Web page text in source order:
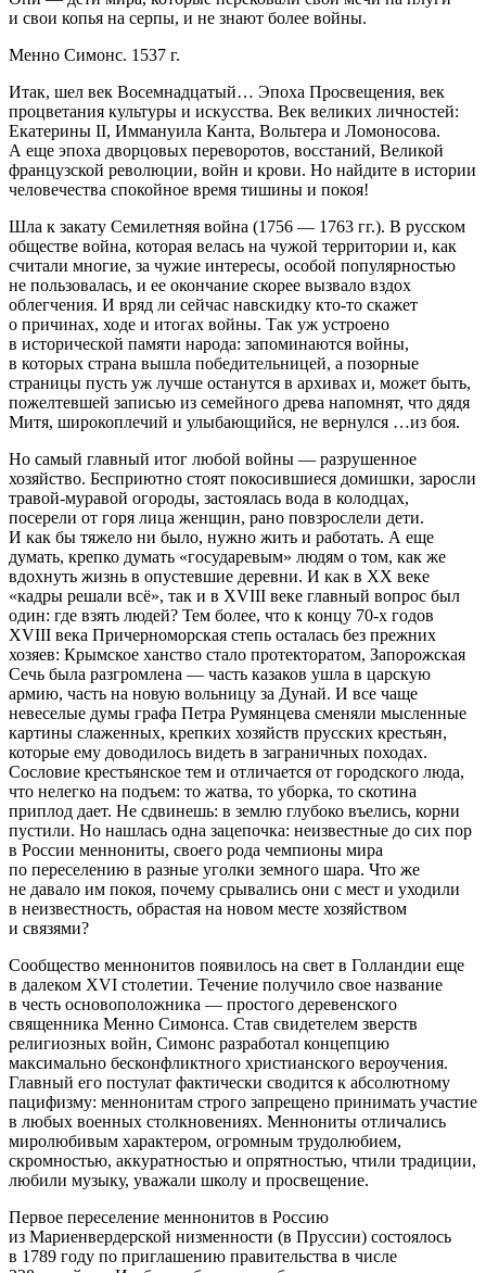
и свои копья на серпы, и не знают более войны.
Менно Симонс. 1537 г.
Итак, шел век Восемнадцатый… Эпоха Просвещения, век
процветания культуры и искусства. Век великих личностей:
Екатерины II, Иммануила Канта, Вольтера и Ломоносова.
А еще эпоха дворцовых переворотов, восстаний, Великой
французской революции, войн и крови. Но найдите в истории
человечества спокойное время тишины и покоя!
Шла к закату Семилетняя война (1756 — 1763 гг.). В русском
обществе война, которая велась на чужой территории и, как
считали многие, за чужие интересы, особой популярностью
не пользовалась, и ее окончание скорее вызвало вздох
облегчения. И вряд ли сейчас навскидку кто-то скажет
о причинах, ходе и итогах войны. Так уж устроено
в исторической памяти народа: запоминаются войны,
в которых страна вышла победительницей, а позорные
страницы пусть уж лучше останутся в архивах и, может быть,
пожелтевшей записью из семейного древа напомнят, что дядя
Митя, широкоплечий и улыбающийся, не вернулся …из боя.
Но самый главный итог любой войны — разрушенное
хозяйство. Бесприютно стоят покосившиеся домишки, заросли
травой-муравой огороды, застоялась вода в колодцах,
посерели от горя лица женщин, рано повзрослели дети.
И как бы тяжело ни было, нужно жить и работать. А еще
думать, крепко думать «государевым» людям о том, как же
вдохнуть жизнь в опустевшие деревни. И как в XX веке
«кадры решали всё», так и в XVIII веке главный вопрос был
один: где взять людей? Тем более, что к концу 70-х годов
XVIII века Причерноморская степь осталась без прежних
хозяев: Крымское ханство стало протекторатом, Запорожская
Сечь была разгромлена — часть казаков ушла в царскую
армию, часть на новую вольницу за Дунай. И все чаще
невеселые думы графа Петра Румянцева сменяли мысленные
картины слаженных, крепких хозяйств прусских крестьян,
которые ему доводилось видеть в заграничных походах.
Сословие крестьянское тем и отличается от городского люда,
что нелегко на подъем: то жатва, то уборка, то скотина
приплод дает. Не сдвинешь: в землю глубоко въелись, корни
пустили. Но нашлась одна зацепочка: неизвестные до сих пор
в России меннониты, своего рода чемпионы мира
по переселению в разные уголки земного шара. Что же
не давало им покоя, почему срывались они с мест и уходили
в неизвестность, обрастая на новом месте хозяйством
и связями?
Сообщество меннонитов появилось на свет в Голландии еще
в далеком XVI столетии. Течение получило свое название
в честь основоположника — простого деревенского
священника Менно Симонса. Став свидетелем зверств
религиозных войн, Симонс разработал концепцию
максимально бесконфликтного христианского вероучения.
Главный его постулат фактически сводится к абсолютному
пацифизму: меннонитам строго запрещено принимать участие
в любых военных столкновениях. Меннониты отличались
миролюбивым характером, огромным трудолюбием,
скромностью, аккуратностью и опрятностью, чтили традиции,
любили музыку, уважали школу и просвещение.
Первое переселение меннонитов в Россию
из Мариенвердерской низменности (в Пруссии) состоялось
в 1789 году по приглашению правительства в числе